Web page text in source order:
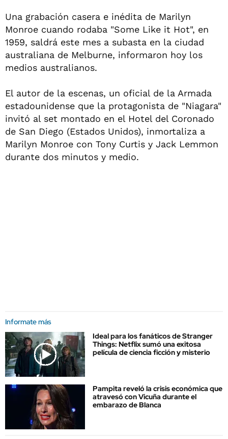
Una grabación casera e inédita de Marilyn
Monroe cuando rodaba "Some Like it Hot", en
1959, saldrá este mes a subasta en la ciudad
australiana de Melburne, informaron hoy los
medios australianos.
El autor de la escenas, un oficial de la Armada
estadounidense que la protagonista de "Niagara"
invitó al set montado en el Hotel del Coronado
de San Diego (Estados Unidos), inmortaliza a
Marilyn Monroe con Tony Curtis y Jack Lemmon
durante dos minutos y medio.
Informate más
Ideal para los fanáticos de Stranger
Things: Netflix sumó una exitosa
película de ciencia ficción y misterio
Pampita reveló la crisis económica que
atravesó con Vicuña durante el
embarazo de Blanca